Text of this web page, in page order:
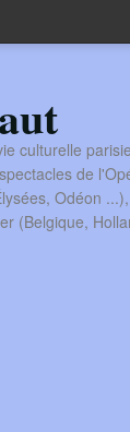
culturelle
de
Odéon
(Belgique,